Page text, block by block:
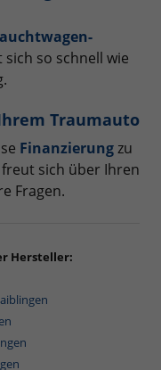
sich so schnell wie
Traumauto
Finanzierungzu
sich über Ihren
Fragen.
Hersteller: